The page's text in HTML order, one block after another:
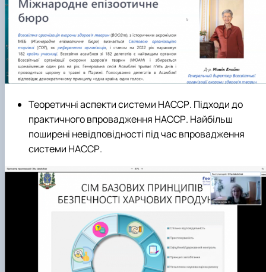
Теоретичні аспекти системи НАССР. Підходи до
практичного впровадження НАССР. Найбільш
поширені невідповідності під час впровадження
системи НАССР.